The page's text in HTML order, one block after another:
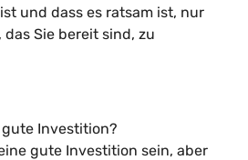
und dass es ratsam ist, nur
Sie bereit sind, zu
gute Investition?
gute Investition sein, aber